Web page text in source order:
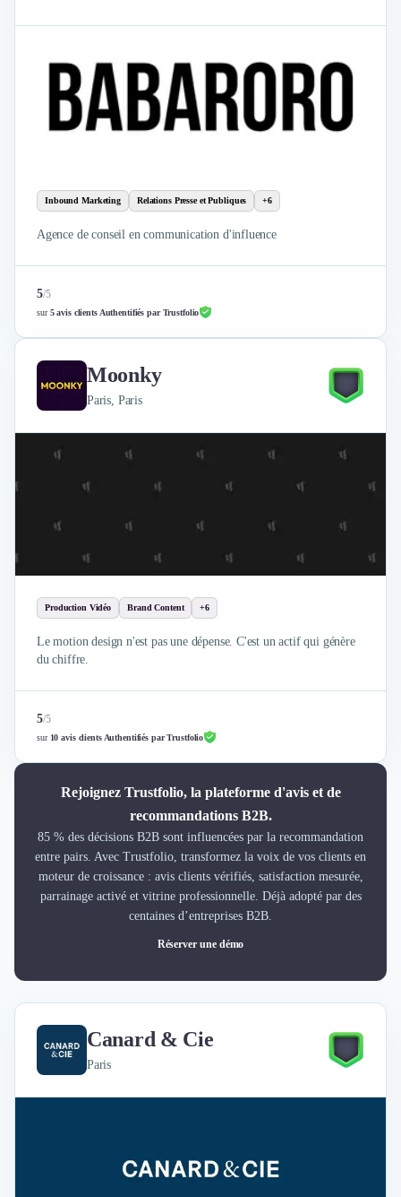
Inbound Marketing Relations Presse et Publiques +6
Agence de conseil en communication d'influence
5/5
sur5 avis clients Authentifiés par Trustfolio
Moonky
Paris, Paris
Production Vidéo Brand Content +6
Le motion design n'est pas une dépense. C'est un actif qui génère
du chiffre.
5/5
sur 10 avis clients Authentifiés par Trustfolio
Rejoignez Trustfolio, la plateforme d'avis et de
recommandations B2B.
85 % des décisions B2B sont influencées par la recommandation
entre pairs. Avec Trustfolio, transformez la voix de vos clients en
moteur de croissance : avis clients vérifiés, satisfaction mesurée,
parrainage activé et vitrine professionnelle. Déjà adopté par des
centaines d’entreprises B2B.
Réserver une démo
Canard & Cie
Paris